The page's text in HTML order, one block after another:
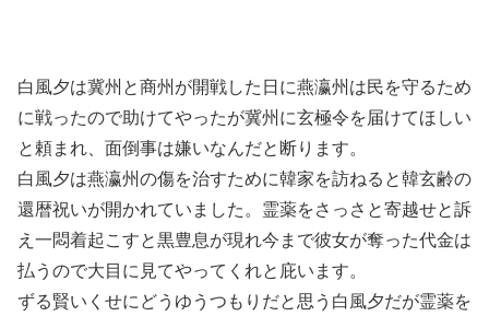
白風夕は冀州と商州が開戦した日に燕瀛州は民を守るため
に戦ったので助けてやったが冀州に玄極令を届けてほしい
と頼まれ、面倒事は嫌いなんだと断ります。
白風夕は燕瀛州の傷を治すために韓家を訪ねると韓玄齢の
還暦祝いが開かれていました。霊薬をさっさと寄越せと訴
え一悶着起こすと黒豊息が現れ今まで彼女が奪った代金は
払うので大目に見てやってくれと庇います。
ずる賢いくせにどうゆうつもりだと思う白風夕だが霊薬を